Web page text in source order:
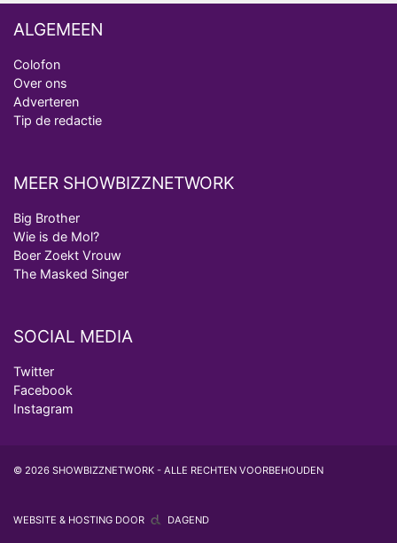
ALGEMEEN
Colofon
Over ons
Adverteren
Tip de redactie
MEER SHOWBIZZNETWORK
Big Brother
Wie is de Mol?
Boer Zoekt Vrouw
The Masked Singer
SOCIAL MEDIA
Twitter
Facebook
Instagram
© 2026 SHOWBIZZNETWORK - ALLE RECHTEN VOORBEHOUDEN
WEBSITE & HOSTING DOOR DAGEND